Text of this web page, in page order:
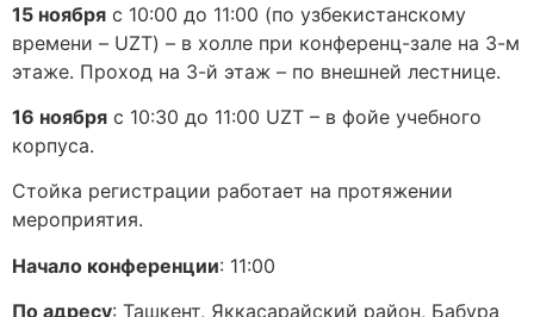
15 ноября с 10:00 до 11:00 (по узбекистанскому
времени – UZT) – в холле при конференц-зале на 3-м
этаже. Проход на 3-й этаж – по внешней лестнице.
16 ноября с 10:30 до 11:00 UZT – в фойе учебного
корпуса.
Стойка регистрации работает на протяжении
мероприятия.
Начало конференции: 11:00
По адресу: Ташкент, Яккасарайский район, Бабура